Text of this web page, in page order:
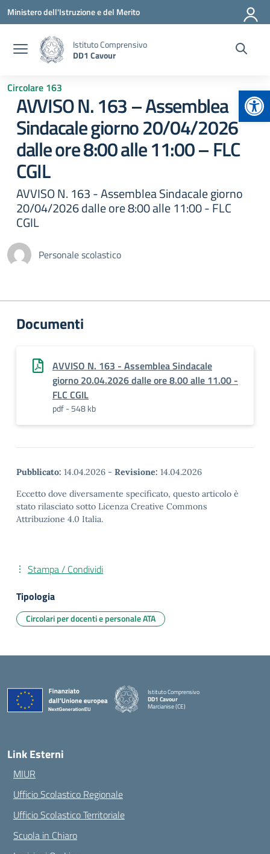
Vai ai contenuti
Vai al menu di navigazione
Vai al footer
Ministero dell'Istruzione e del Merito
Istituto Comprensivo
DD1 Cavour
Circolare 163
AVVISO N. 163 – Assemblea
Sindacale giorno 20/04/2026
dalle ore 8:00 alle 11:00 – FLC
CGIL
AVVISO N. 163 - Assemblea Sindacale giorno
20/04/2026 dalle ore 8:00 alle 11:00 - FLC
CGIL
Personale scolastico
Documenti
AVVISO N. 163 - Assemblea Sindacale
giorno 20.04.2026 dalle ore 8.00 alle 11.00 -
FLC CGIL
pdf - 548 kb
Pubblicato: 14.04.2026 - Revisione: 14.04.2026
Eccetto dove diversamente specificato, questo articolo è
stato rilasciato sotto Licenza Creative Commons
Attribuzione 4.0 Italia.
Stampa / Condividi
Tipologia
Circolari per docenti e personale ATA
Istituto Comprensivo
DD1 Cavour
Marcianise (CE)
Link Esterni
MIUR
Ufficio Scolastico Regionale
Ufficio Scolastico Territoriale
Scuola in Chiaro